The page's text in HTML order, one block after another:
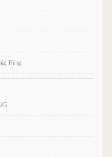
Ring